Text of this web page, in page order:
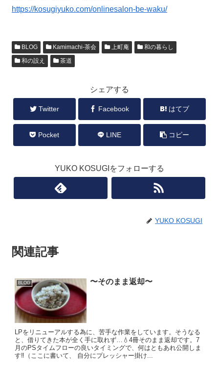
https://kosugiyuko.com/onlinesalon-be-waku/
BLOG Kamimachi-茶会 上町庵
和の暮らし
和の設え
茶道
シェアする
Twitter Facebook はてブ
Pocket LINE コピー
YUKO KOSUGIをフォローする
YUKO KOSUGI
関連記事
BLOG 〜そのまま返却〜
LPをリニューアルする為に、苦手な作業をしています。そうなる
と、借りてきた本が全く手に取れず…💧4冊そのまま返却です。7
月のPSタイムフローの良いタイミングで、何はともあれ公開しま
す‼️（ここに書いて、 自分にプレッシャー掛け...